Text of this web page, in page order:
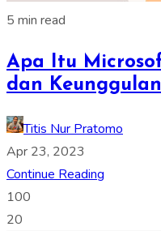
5 min read
Apa Itu
dan
Titis Nur Pratomo
Apr 23, 2023
Continue Reading
100
20